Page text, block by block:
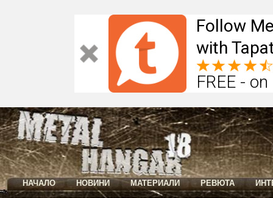
Follow
with
FREE -
НАЧАЛО НОВИНИ МАТЕРИАЛИ РЕВЮТА